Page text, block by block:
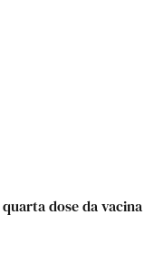
dose da vacina